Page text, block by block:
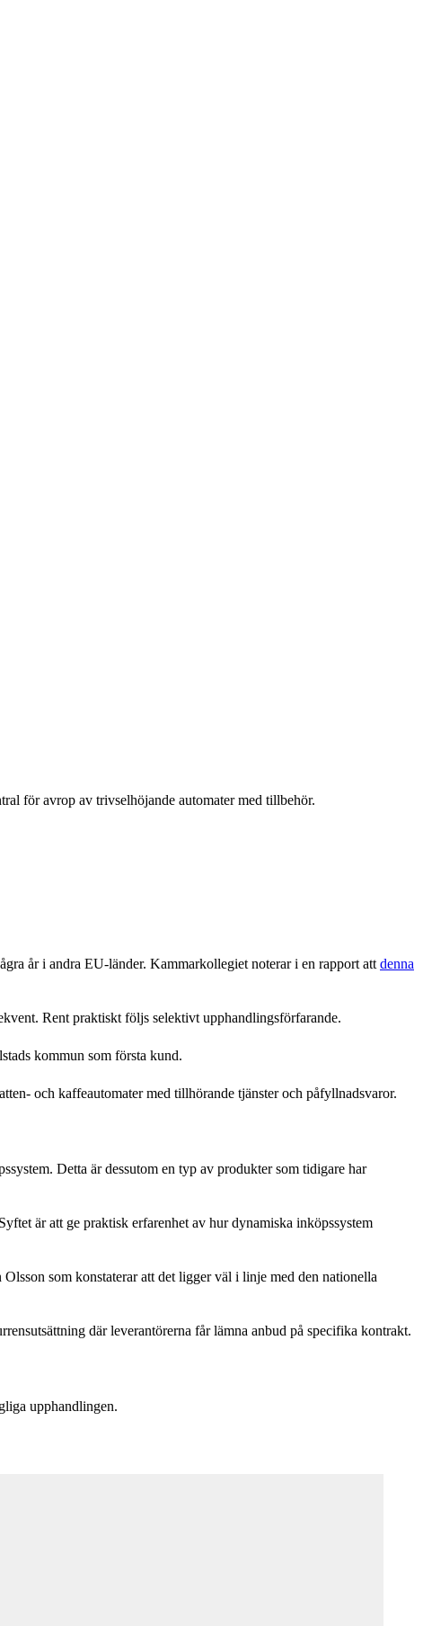
för avrop av trivselhöjande automater med tillbehör.
år i andra EU-länder. Kammarkollegiet noterar i en rapport att denna
Rent praktiskt följs selektivt upphandlingsförfarande.
kommun som första kund.
och kaffeautomater med tillhörande tjänster och påfyllnadsvaror.
Detta är dessutom en typ av produkter som tidigare har
är att ge praktisk erfarenhet av hur dynamiska inköpssystem
som konstaterar att det ligger väl i linje med den nationella
där leverantörerna får lämna anbud på specifika kontrakt.
upphandlingen.